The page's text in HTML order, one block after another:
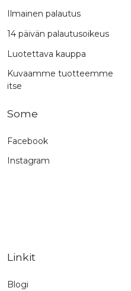
Ilmainen palautus
14 päivän palautusoikeus
Luotettava kauppa
Kuvaamme tuotteemme
itse
Some
Facebook
Instagram
Linkit
Blogi